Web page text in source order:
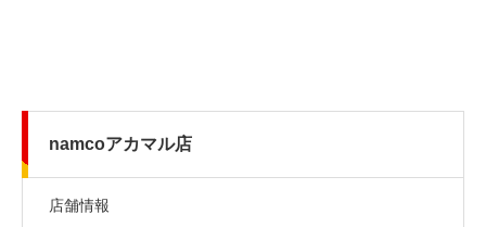
namcoアカマル店
店舗情報